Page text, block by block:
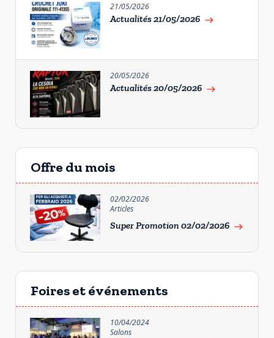
21/05/2026
Actualités 21/05/2026 east
20/05/2026
Actualités 20/05/2026 east
Offre du mois
02/02/2026
Articles
Super Promotion 02/02/2026 east
Foires et événements
10/04/2024
Salons